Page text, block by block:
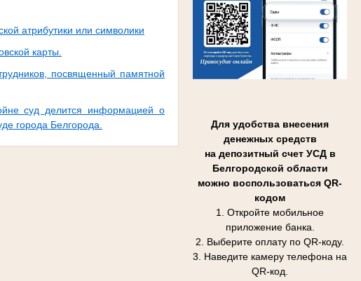
Для удобства внесения
денежных средств
на депозитный счет УСД в
Белгородской области
можно воспользоваться QR-
кодом
1. Откройте мобильное
приложение банка.
2. Выберите оплату по QR-коду.
3. Наведите камеру телефона на
QR-код.
атрибутики или символики
карты.
посвященный памятной
суд делится информацией о
города Белгорода.